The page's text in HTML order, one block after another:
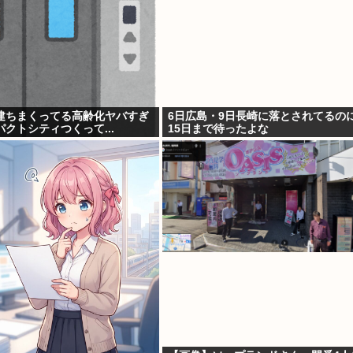
ちまくってる高齢化ヤバすぎ
クトシティつくって...
6日広島・9日長崎に落とされてるの
15日まで待ったよな